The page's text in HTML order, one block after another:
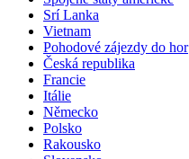
Srí Lanka
Vietnam
Pohodové zájezdy do hor
Česká republika
Francie
Itálie
Německo
Polsko
Rakousko